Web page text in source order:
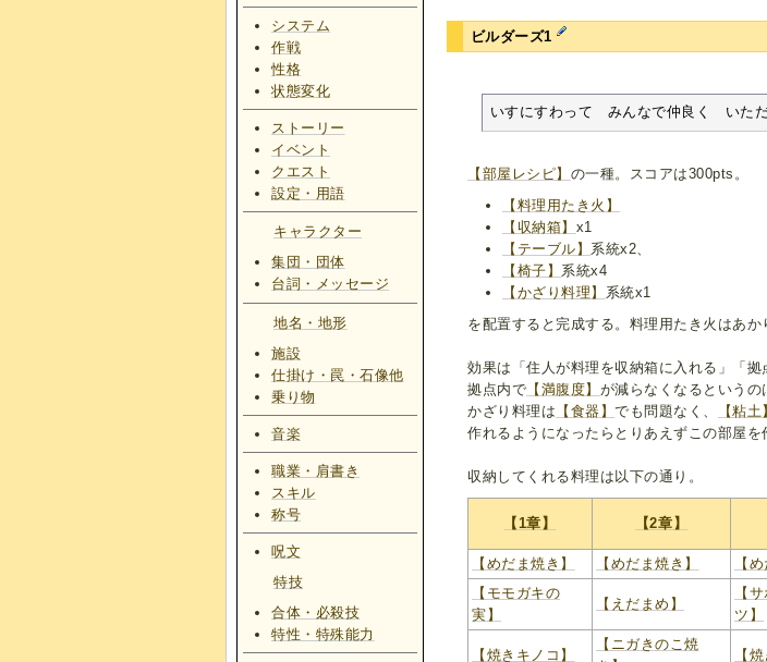
ビルダーズ1
いすにすわって　みんなで仲良く　いた
【部屋レシピ】 の一種。スコアは300pts。
【料理用たき火】
【収納箱】 x1
【テーブル】 系統x2、
【椅子】 系統x4
【かざり料理】 系統x1
を配置すると完成する。料理用たき火はあ
効果は「住人が料理を収納箱に入れる」「拠
拠点内で 【満腹度】 が減らなくなるというの
かざり料理は 【食器】でも問題なく、 【粘土
作れるようになったらとりあえずこの部屋を
収納してくれる料理は以下の通り。
【1章】 【2章】
【めだま焼き】
【めだま焼き】 【
【モモガキの
実】
【えだまめ】
【
ツ】
【焼きキノコ】
【ニガきのこ焼
【
システム
作戦
性格
状態変化
ストーリー
イベント
クエスト
設定・用語
キャラクター
集団・団体
台詞・メッセージ
地名・地形
施設
仕掛け・罠・石像他
乗り物
音楽
職業・肩書き
スキル
称号
呪文
特技
合体・必殺技
特性・特殊能力